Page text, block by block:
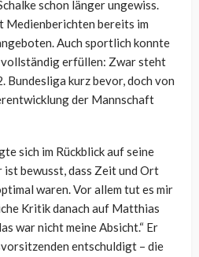
schon länger ungewiss.
bereits im
Auch sportlich konnte
erfüllen: Zwar steht
Bundesliga kurz bevor, doch von
der Mannschaft
sich im Rückblick auf seine
ist bewusst, dass Zeit und Ort
waren. Vor allem tut es mir
Kritik danach auf Matthias
war nicht meine Absicht.“ Er
entschuldigt – die